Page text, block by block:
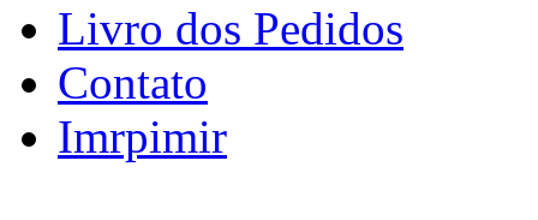
Livro dos Pedidos
Contato
Imrpimir